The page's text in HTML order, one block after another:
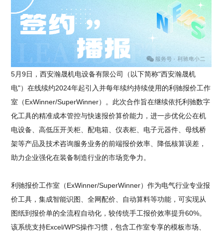
5月9日，西安瀚晟机电设备有限公司（以下简称"西安瀚晟机
电"）在线续约2024年起引入并每年续约持续使用的利驰报价工作
室（ExWinner/SuperWinner）。此次合作旨在继续依托利驰数字
化工具的精准成本管控与快速报价算价能力，进一步优化公在机
电设备、高低压开关柜、配电箱、仪表柜、电子元器件、母线桥
架等产品及技术咨询服务业务的前端报价效率、降低核算误差，
助力企业强化在装备制造行业的市场竞争力。
利驰报价工作室（ExWinner/SuperWinner）作为电气行业专业报
价工具，集成智能识图、全网配价、自动算料等功能，可实现从
图纸到报价单的全流程自动化，较传统手工报价效率提升60%。
该系统支持Excel/WPS操作习惯，包含工作室专享的模板市场、